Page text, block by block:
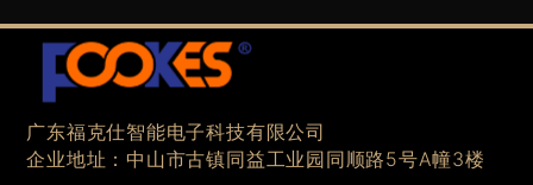
广东福克仕智能电子科技有限公司
企业地址：中山市古镇同益工业园同顺路5号A幢3楼